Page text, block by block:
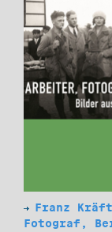
Franz
Fotograf,